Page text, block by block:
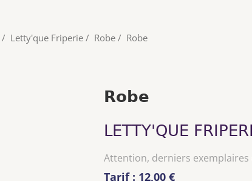
/ Letty'que Friperie / Robe / Robe
Robe
LETTY'QUE
Attention, derniers exemplaires
Tarif : 12,00 €